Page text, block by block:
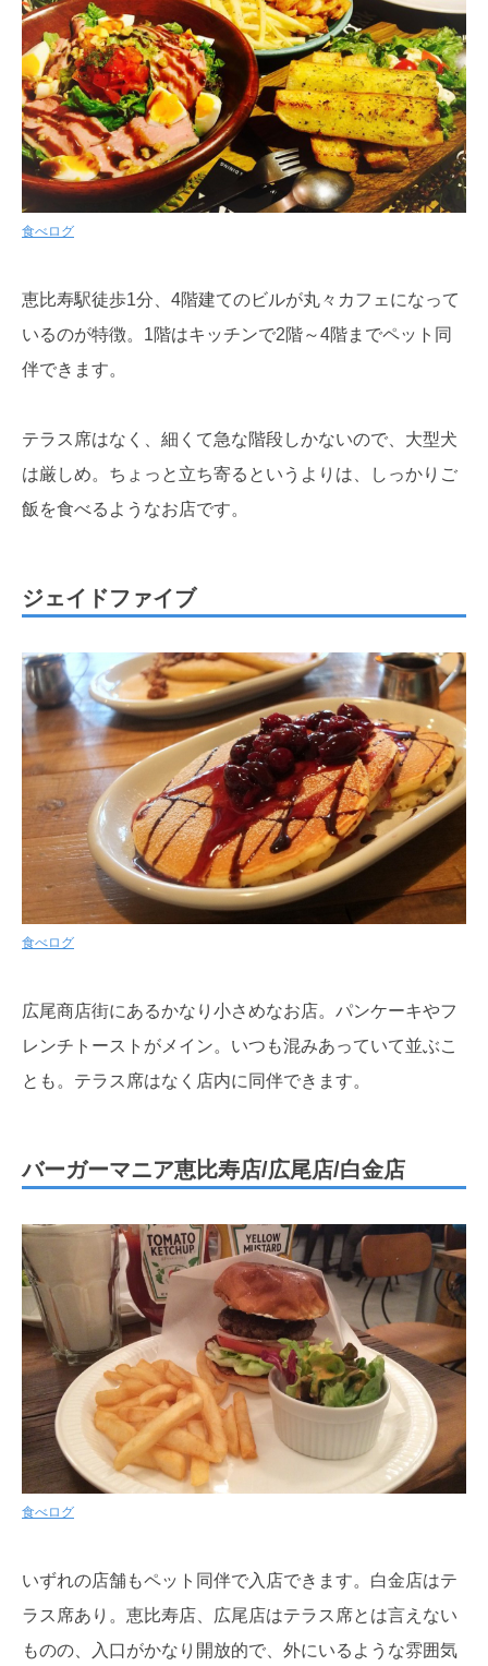
食べログ
恵比寿駅徒歩1分、4階建てのビルが丸々カフェになって
いるのが特徴。1階はキッチンで2階～4階までペット同
伴できます。
テラス席はなく、細くて急な階段しかないので、大型犬
は厳しめ。ちょっと立ち寄るというよりは、しっかりご
飯を食べるようなお店です。
ジェイドファイブ
食べログ
広尾商店街にあるかなり小さめなお店。パンケーキやフ
レンチトーストがメイン。いつも混みあっていて並ぶこ
とも。テラス席はなく店内に同伴できます。
バーガーマニア恵比寿店/広尾店/白金店
食べログ
いずれの店舗もペット同伴で入店できます。白金店はテ
ラス席あり。恵比寿店、広尾店はテラス席とは言えない
ものの、入口がかなり開放的で、外にいるような雰囲気